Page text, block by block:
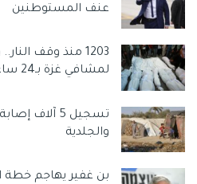
عنف المستوطنين
لمشافي غزة بـ24 ساعة
تسجيل 5
والجلدية
بن غفير يهاجم خطة